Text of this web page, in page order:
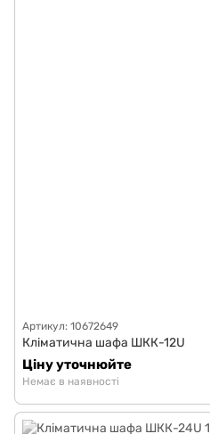
Артикул: 10672649
Кліматична шафа ШКК-12U
Ціну уточнюйте
Немає в наявності